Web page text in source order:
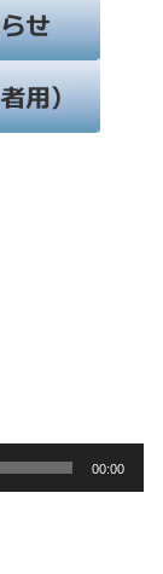
00:00